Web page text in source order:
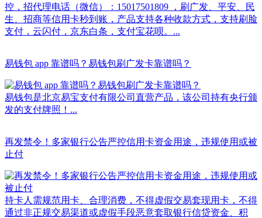
控，招代理电话（微信）：15017501809 ，刷广发、平安、民
生、招商等信用卡秒到账，产品支持各种收款方式，支持刷脸
支付，云闪付，京东白条，支付宝花呗。...
易钱包 app 靠谱吗？易钱包刷广发卡靠谱吗？
易钱包是北京易宝支付有限公司直营产品，该公司持有央行颁
发的支付牌照！...
再发禁令！多家银行公告严控信用卡资金用途，违规使用或被
止付
持卡人需规范用卡、合理消费，不得虚假交易套现用卡，不得
通过非正规交易渠道或虚假手段恶意套取银行信贷资金、积